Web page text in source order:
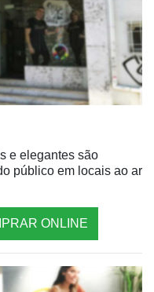
e elegantes são
público em locais ao ar
ONLINE